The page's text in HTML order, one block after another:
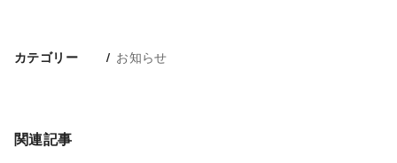
カテゴリー お知らせ
関連記事